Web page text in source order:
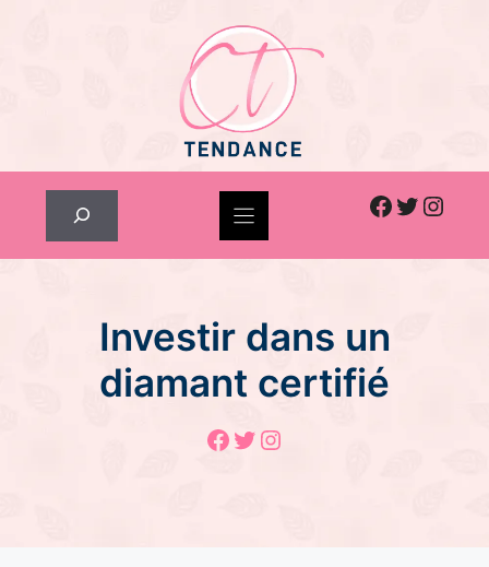
Facebook
Twitter
Investir dans un
diamant certifié
Facebook
Twitter
Instagram